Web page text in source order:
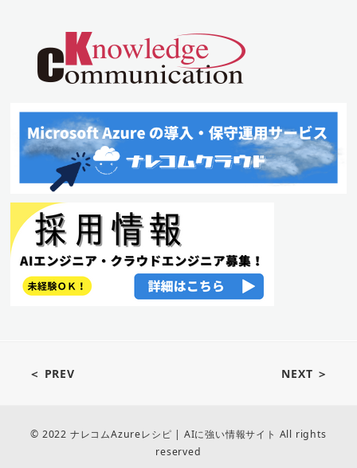
＜ PREV NEXT ＞
© 2022 ナレコムAzureレシピ | AIに強い情報サイト All rights
reserved